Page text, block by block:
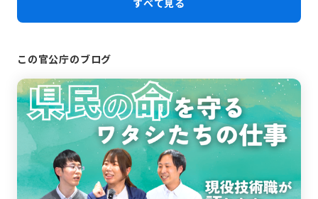
すべて見る
この官公庁のブログ